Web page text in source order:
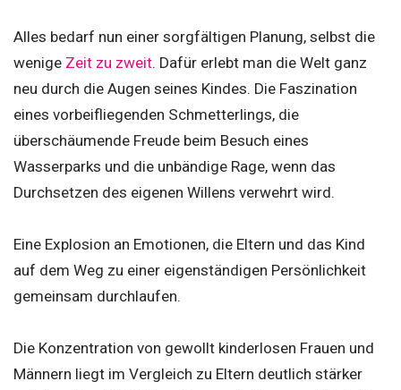
Alles bedarf nun einer sorgfältigen Planung, selbst die
wenige Zeit zu zweit. Dafür erlebt man die Welt ganz
neu durch die Augen seines Kindes. Die Faszination
eines vorbeifliegenden Schmetterlings, die
überschäumende Freude beim Besuch eines
Wasserparks und die unbändige Rage, wenn das
Durchsetzen des eigenen Willens verwehrt wird.
Eine Explosion an Emotionen, die Eltern und das Kind
auf dem Weg zu einer eigenständigen Persönlichkeit
gemeinsam durchlaufen.
Die Konzentration von gewollt kinderlosen Frauen und
Männern liegt im Vergleich zu Eltern deutlich stärker